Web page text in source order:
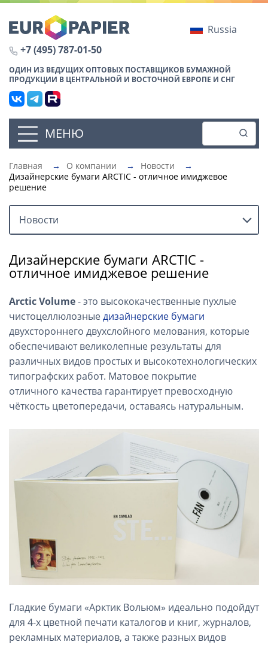
Russia
+7 (495) 787-01-50
ОДИН ИЗ ВЕДУЩИХ ОПТОВЫХ ПОСТАВЩИКОВ БУМАЖНОЙ
ПРОДУКЦИИ В ЦЕНТРАЛЬНОЙ И ВОСТОЧНОЙ ЕВРОПЕ И СНГ
МЕНЮ
Главная → О компании → Новости
→
Дизайнерские бумаги ARCTIC - отличное имиджевое
решение
Новости
Дизайнерские бумаги ARCTIC -
отличное имиджевое решение
Arctic Volume- это высококачественные пухлые
чистоцеллюлозныедизайнерские бумаги
двухстороннего двухслойного мелования, которые
обеспечивают великолепные результаты для
различных видов простых и высокотехнологических
типографских работ. Матовое покрытие
отличного качества гарантирует превосходную
чёткость цветопередачи, оставаясь натуральным.
Гладкие бумаги «Арктик Вольюм» идеально подойдут
для 4-х цветной печати каталогов и книг, журналов,
рекламных материалов, а также разных видов